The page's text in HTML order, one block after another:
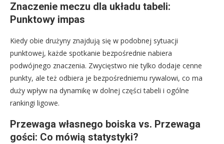
Znaczenie meczu dla układu tabeli:
Punktowy impas
Kiedy obie drużyny znajdują się w podobnej sytuacji
punktowej, każde spotkanie bezpośrednie nabiera
podwójnego znaczenia. Zwycięstwo nie tylko dodaje cenne
punkty, ale też odbiera je bezpośredniemu rywalowi, co ma
duży wpływ na dynamikę w dolnej części tabeli i ogólne
rankingi ligowe.
Przewaga własnego boiska vs. Przewaga
gości: Co mówią statystyki?